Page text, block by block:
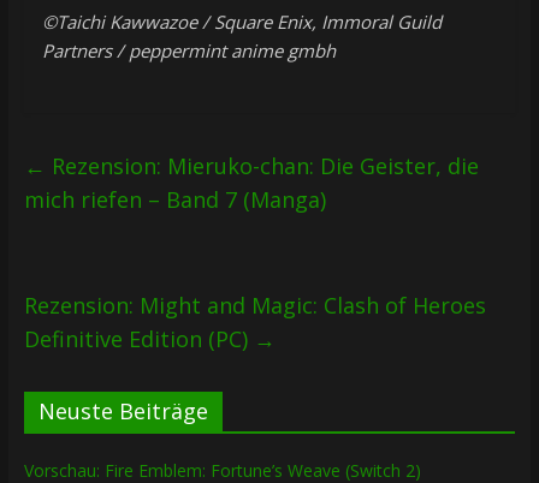
©Taichi Kawwazoe / Square Enix, Immoral Guild
Partners / peppermint anime gmbh
← Rezension: Mieruko-chan: Die Geister, die
mich riefen – Band 7 (Manga)
Rezension: Might and Magic: Clash of Heroes
Definitive Edition (PC) →
Neuste Beiträge
Vorschau: Fire Emblem: Fortune’s Weave (Switch 2)